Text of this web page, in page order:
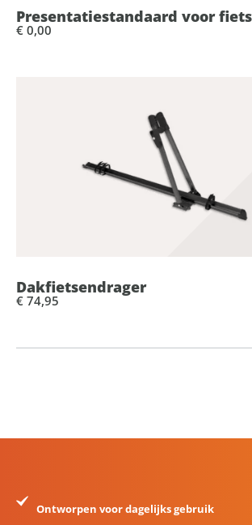
Presentatiestandaard voor
€ 0,00
Dakfietsendrager
€ 74,95
Ontworpen voor dagelijks gebruik